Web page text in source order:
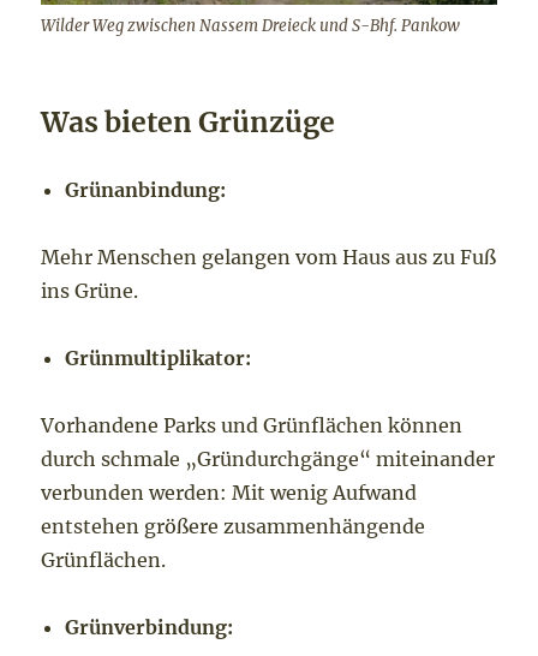
Wilder Weg zwischen Nassem Dreieck und S-Bhf. Pankow
Was bieten Grünzüge
Grünanbindung:
Mehr Menschen gelangen vom Haus aus zu Fuß
ins Grüne.
Grünmultiplikator:
Vorhandene Parks und Grünflächen können
durch schmale „Gründurchgänge“ miteinander
verbunden werden: Mit wenig Aufwand
entstehen größere zusammenhängende
Grünflächen.
Grünverbindung: